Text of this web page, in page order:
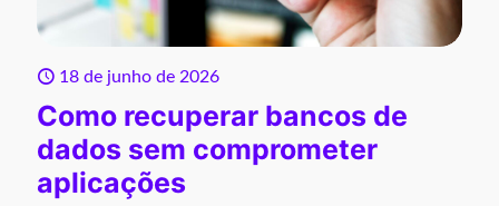
18 de junho de 2026
Como recuperar bancos de
dados sem comprometer
aplicações